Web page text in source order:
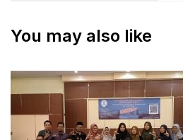
Rasulullah SAW
You may also like